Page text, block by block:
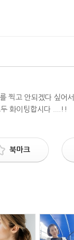
찍고 안되겠다 싶어서
화이팅합시다 ....!!
북마크